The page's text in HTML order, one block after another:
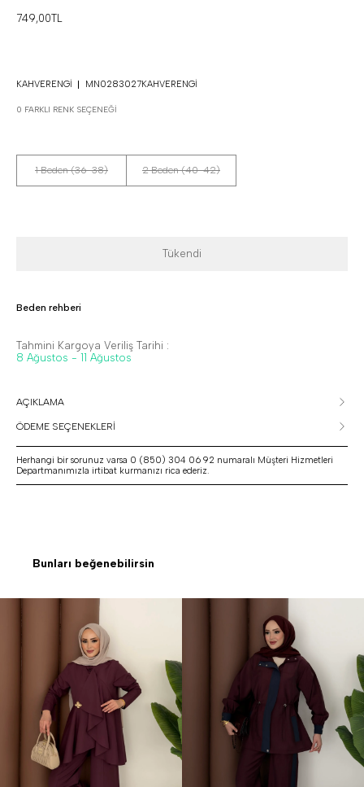
749,00TL
KAHVERENGI MN0283027KAHVERENGI
0 FARKLI RENK SEÇENEĞI
1 Beden (36-38) 2 Beden (40-42)
Tükendi
Beden rehberi
Tahmini Kargoya Veriliş Tarihi :
8 Ağustos - 11 Ağustos
AÇIKLAMA
ÖDEME SEÇENEKLERİ
Herhangi bir sorunuz varsa 0 (850) 304 06 92 numaralı Müşteri Hizmetleri
Departmanımızla irtibat kurmanızı rica ederiz.
Bunları beğenebilirsin